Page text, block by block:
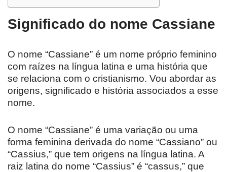
Significado do nome Cassiane
O nome “Cassiane” é um nome próprio feminino
com raízes na língua latina e uma história que
se relaciona com o cristianismo. Vou abordar as
origens, significado e história associados a esse
nome.
O nome “Cassiane” é uma variação ou uma
forma feminina derivada do nome “Cassiano” ou
“Cassius,” que tem origens na língua latina. A
raiz latina do nome “Cassius” é “cassus,” que